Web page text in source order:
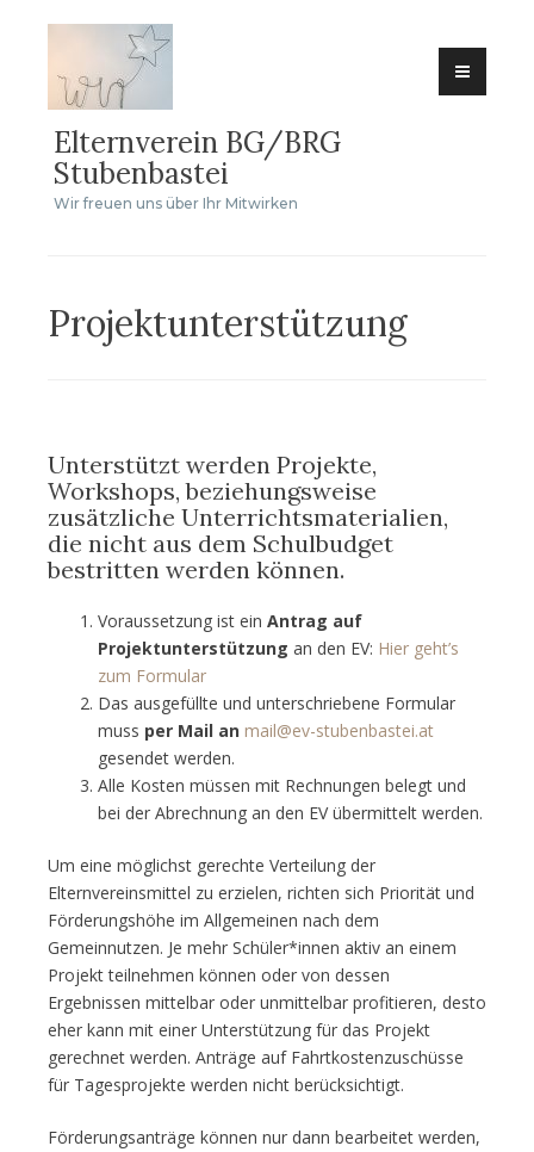
springen
Elternverein BG/BRG
Stubenbastei
Wir freuen uns über Ihr Mitwirken
Projektunterstützung
Unterstützt werden Projekte,
Workshops, beziehungsweise
zusätzliche Unterrichtsmaterialien,
die nicht aus dem Schulbudget
bestritten werden können.
Voraussetzung ist ein Antrag auf
Projektunterstützung an den EV: Hier geht’s
zum Formular
Das ausgefüllte und unterschriebene Formular
muss per Mail an mail@ev-stubenbastei.at
gesendet werden.
Alle Kosten müssen mit Rechnungen belegt und
bei der Abrechnung an den EV übermittelt werden.
Um eine möglichst gerechte Verteilung der
Elternvereinsmittel zu erzielen, richten sich Priorität und
Förderungshöhe im Allgemeinen nach dem
Gemeinnutzen. Je mehr Schüler*innen aktiv an einem
Projekt teilnehmen können oder von dessen
Ergebnissen mittelbar oder unmittelbar profitieren, desto
eher kann mit einer Unterstützung für das Projekt
gerechnet werden. Anträge auf Fahrtkostenzuschüsse
für Tagesprojekte werden nicht berücksichtigt.
Förderungsanträge können nur dann bearbeitet werden,